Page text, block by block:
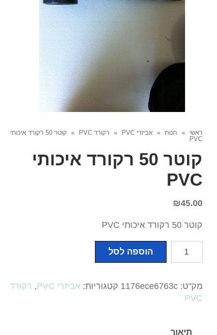
ראשי » חנות » אביזרי PVC » רקורד PVC »
קוטר 50 רקורד איכותי
PVC
קוטר 50 רקורד איכותי
PVC
₪45.00
קוטר 50 רקורד איכותי PVC
כמות
50
רקורד
הוספה לסל
מק"ט: 1176ece6763c קטגוריות: אביזרי PVC , רקורד
PVC
תיאור